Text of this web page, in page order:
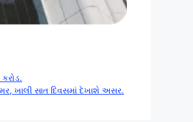
ખાલી સાત દિવસમાં દેખાશે અસર.